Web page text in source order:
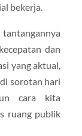
bekerja.
dan
yang aktual,
sorotan hari
cara kita
ruang publik